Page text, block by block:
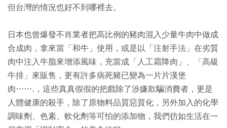
但台灣的情況也好不到哪裡去。
日本也曾爆發不肖業者把高比例的豬肉混入少量牛肉中做成
合成肉，拿來當「和牛」使用，或是以「注射手法」在劣質
肉中注入牛脂來增添風味，充當成「人工霜降肉」、「高級
牛排」來販售，更有許多病死豬已變為一片片漢堡
肉…….，這些真真假假的把戲除了涉嫌欺騙消費者，更是
人體健康的殺手，除了原物料品質惡質化，另外加入的化學
調味劑、色素、軟化劑等可怕的添加物，我們彷如生活在一